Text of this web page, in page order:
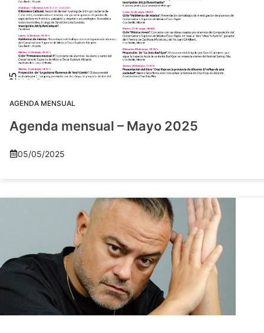
AGENDA MENSUAL
Agenda mensual – Mayo 2025
05/05/2025